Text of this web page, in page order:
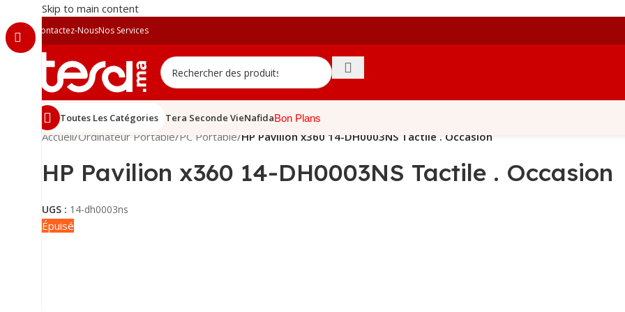
Skip to main content
Contactez-NousNos Services
Toutes Les Catégories Tera Seconde VieNafidaBon Plans
Accueil/Ordinateur Portable/PC Portable/HP Pavilion x360 14-DH0003NS Tactile . Occasion
HP Pavilion x360 14-DH0003NS Tactile . Occasion
UGS : 14-dh0003ns
Épuisé